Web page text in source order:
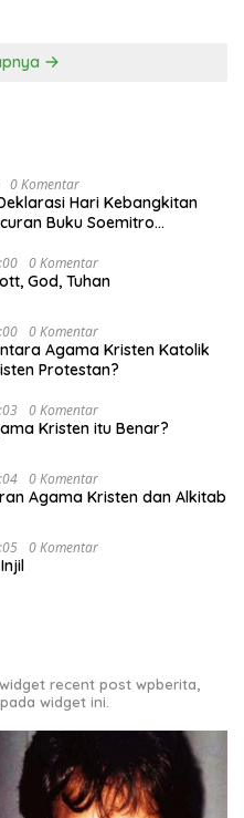
0 Komentar
Hari Kebangkitan
Buku Soemitro
& Simposium Nasional
Nasional dan
0 Komentar
God, Tuhan
0 Komentar
Agama Kristen Katolik
Protestan?
0 Komentar
Kristen itu Benar?
0 Komentar
Agama Kristen dan Alkitab
0 Komentar
recent post wpberita,
widget ini.